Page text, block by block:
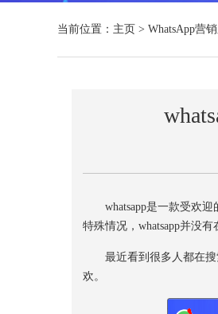
当前位置： 主页 > WhatsApp营
whatsapp是一款受欢迎
特殊情况，whatsapp并没
最近看到很多人都在搜
欢。